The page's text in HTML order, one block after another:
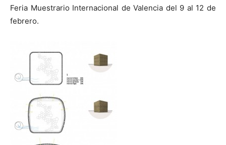
Feria Muestrario Internacional de Valencia del 9 al 12 de
febrero.